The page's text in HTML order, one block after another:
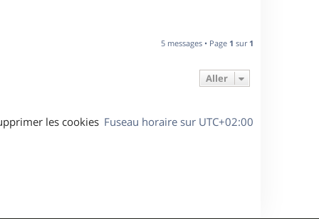
5 messages • Page 1 sur 1
Aller
Fuseau horaire sur UTC+02:00
les cookies